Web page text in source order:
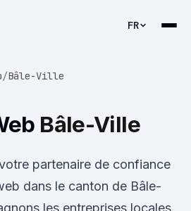
FR
/Bâle-Ville
Bâle-Ville
partenaire de confiance
dans le canton de Bâle-
les entreprises locales